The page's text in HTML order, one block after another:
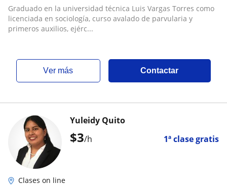
Graduado en la universidad técnica Luis Vargas Torres como
licenciada en sociología, curso avalado de parvularia y
primeros auxilios, ejérc...
ver más Contactar
$3/h 1ª clase gratis
Yuleidy Quito
Clases on line